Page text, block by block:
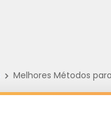
Melhores Métodos